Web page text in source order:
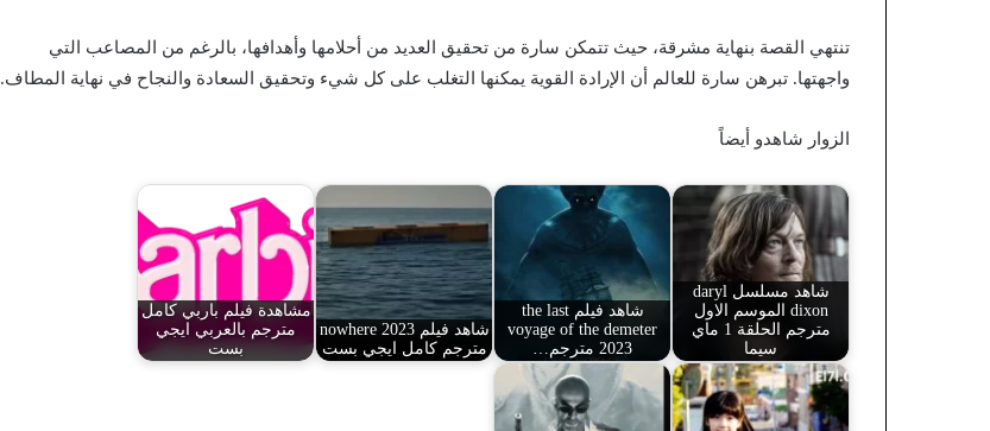
تنتهي القصة بنهاية مشرقة، حيث تتمكن سارة من تحقيق العديد من أحلامها وأهدافها، بالرغم من المصاعب التي
واجهتها. تبرهن سارة للعالم أن الإرادة القوية يمكنها التغلب على كل شيء وتحقيق السعادة والنجاح في نهاية المطاف.
الزوار شاهدو أيضاً
شاهد مسلسل daryl
dixon الموسم الاول
مترجم الحلقة 1 ماي
سيما
شاهد فيلم the last
voyage of the demeter
2023 مترجم…
شاهد فيلم nowhere 2023
مترجم كامل ايجي بست
مشاهدة فيلم باربي كامل
مترجم بالعربي ايجي
بست